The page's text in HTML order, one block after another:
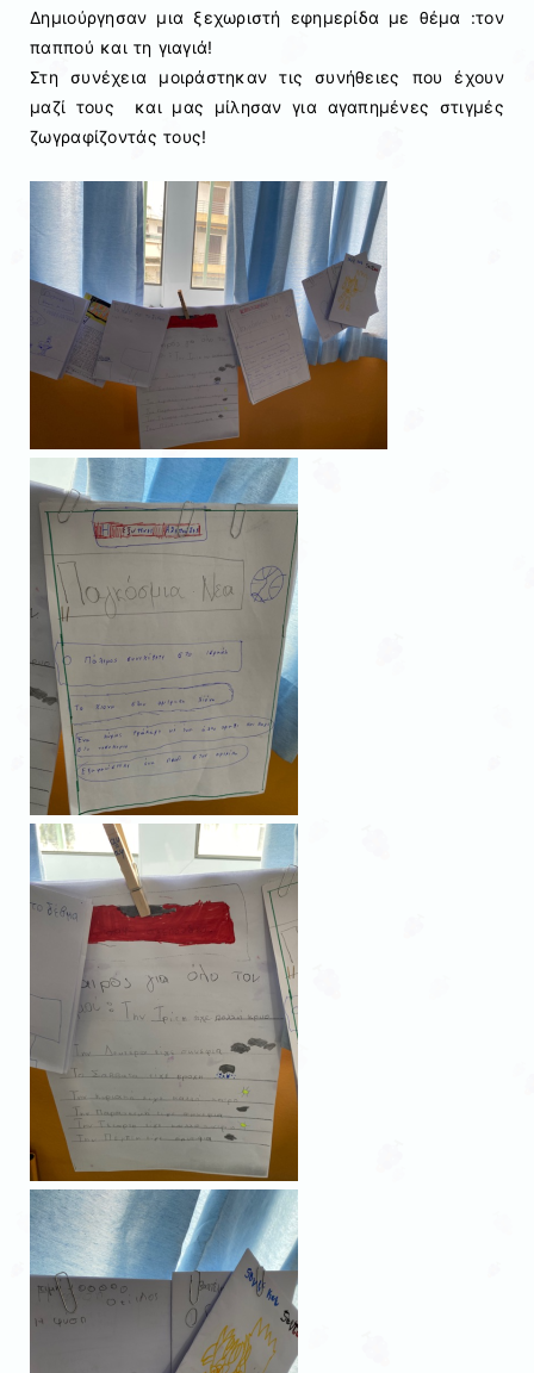
Δημιούργησαν μια ξεχωριστή εφημερίδα με θέμα :τον
παππού και τη γιαγιά!
Στη συνέχεια μοιράστηκαν τις συνήθειες που έχουν
μαζί τους και μας μίλησαν για αγαπημένες στιγμές
ζωγραφίζοντάς τους!